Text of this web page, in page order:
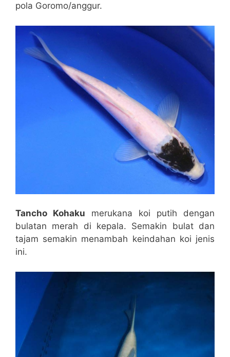
pola Goromo/anggur.
Tancho Kohaku merukana koi putih dengan
bulatan merah di kepala. Semakin bulat dan
tajam semakin menambah keindahan koi jenis
ini.